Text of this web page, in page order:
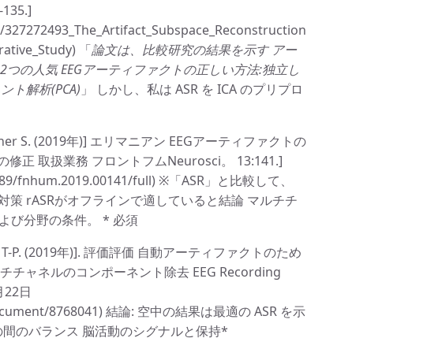
「論文は、比較研究の結果を示す アー
の人気 EEGアーティファクトの正しい方法:独立し
ト解析(PCA) 」 しかし、私は ASR を ICA のプリプロ
S. (2019年)] エリマニアン EEGアーティファクトの
修正 取扱業務 フロントフムNeurosci。 13:141.]
full) ※「ASR」と比較して、
策 rASRがオフラインで適していると結論 マルチチ
び分野の条件。 * 必須
P. (2019年)]. 評価評価 自動アーティファクトのため
チャネルのコンポーネント除去 EEG Recording
22日
8768041) 結論: 空中の結果は最適の ASR を示
のバランス 脳活動のシグナルと保持*